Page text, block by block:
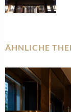
ÄHNLICHE